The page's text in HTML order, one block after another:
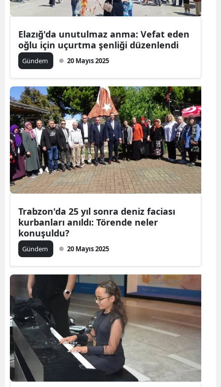
Elazığ'da unutulmaz anma: Vefat eden
oğlu için uçurtma şenliği düzenlendi
Gündem 20 Mayıs 2025
Trabzon'da 25 yıl sonra deniz faciası
kurbanları anıldı: Törende neler
konuşuldu?
Gündem 20 Mayıs 2025